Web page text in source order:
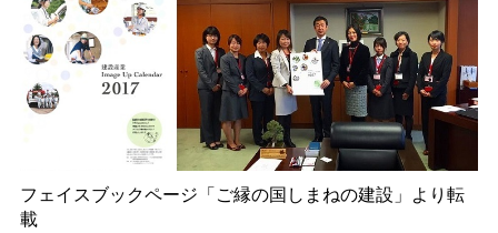
フェイスブックページ「ご縁の国しまねの建設」より転
載